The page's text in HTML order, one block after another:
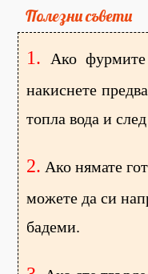
Полезни съвети
1. Ако
накиснете
топла вода и
2. Ако нямате
можете да си
бадеми.